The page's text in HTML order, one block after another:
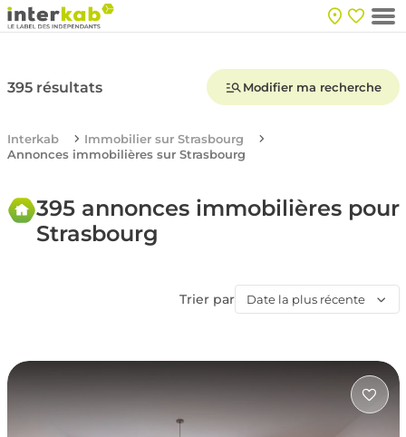
395 résultats Modifier ma recherche
Interkab
Immobilier sur Strasbourg
Annonces immobilières sur Strasbourg
395 annonces immobilières pour
Strasbourg
Trier par Date la plus récente